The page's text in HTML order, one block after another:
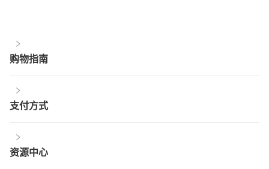
购物指南
支付方式
资源中心